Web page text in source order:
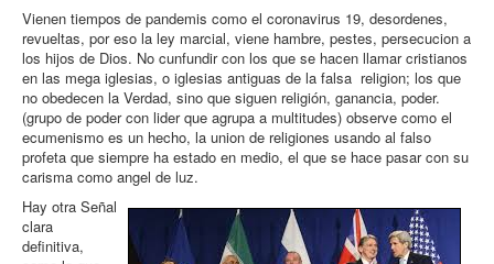
Vienen tiempos de pandemis como el coronavirus 19, desordenes,
revueltas, por eso la ley marcial, viene hambre, pestes, persecucion a
los hijos de Dios. No cunfundir con los que se hacen llamar cristianos
en las mega iglesias, o iglesias antiguas de la falsa religion; los que
no obedecen la Verdad, sino que siguen religión, ganancia, poder.
(grupo de poder con lider que agrupa a multitudes) observe como el
ecumenismo es un hecho, la union de religiones usando al falso
profeta que siempre ha estado en medio, el que se hace pasar con su
carisma como angel de luz.
Hay otra Señal
clara
definitiva,